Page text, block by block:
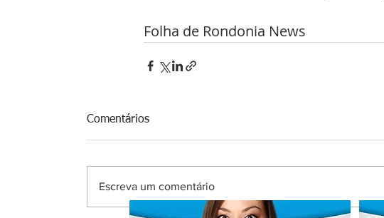
Folha de Rondonia News
Comentários
Escreva um comentário